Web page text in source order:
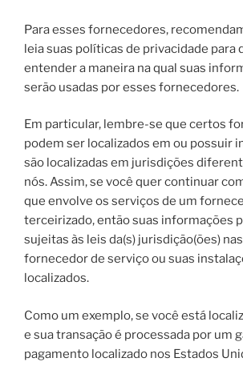
Para esses fornecedores,
leia suas políticas de privacidade para
entender a maneira na qual suas
serão usadas por esses fornecedores.
Em particular, lembre-se que certos
podem ser localizados em ou possuir
são localizadas em jurisdições
nós. Assim, se você quer continuar
que envolve os serviços de um
terceirizado, então suas informações
sujeitas às leis da(s) jurisdição(ões)
fornecedor de serviço ou suas
localizados.
Como um exemplo, se você está
e sua transação é processada por um
pagamento localizado nos Estados